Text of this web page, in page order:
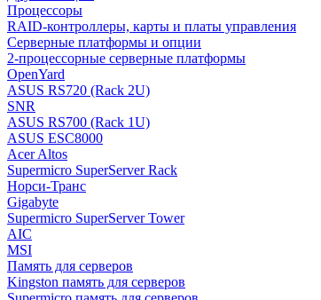
Процессоры
RAID-контроллеры, карты и платы управления
Серверные платформы и опции
2-процессорные серверные платформы
OpenYard
ASUS RS720 (Rack 2U)
SNR
ASUS RS700 (Rack 1U)
ASUS ESC8000
Acer Altos
Supermicro SuperServer Rack
Норси-Транс
Gigabyte
Supermicro SuperServer Tower
AIC
MSI
Память для серверов
Kingston память для серверов